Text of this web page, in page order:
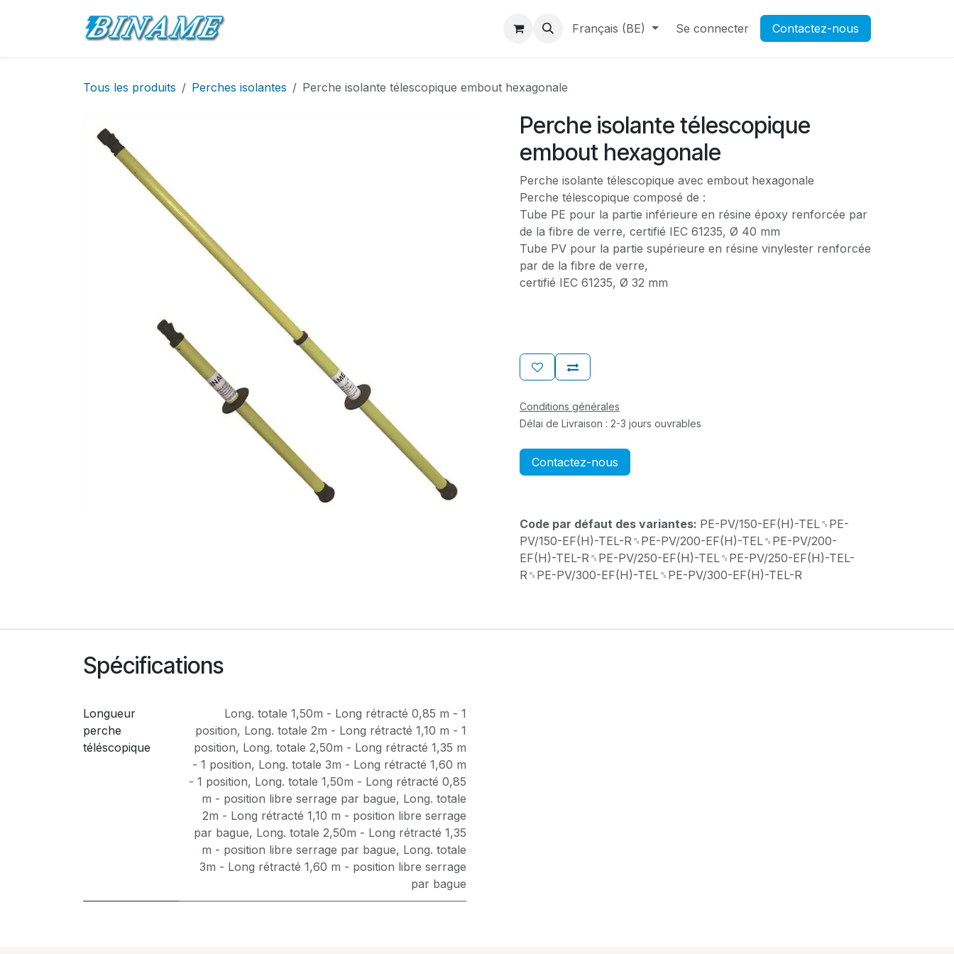
À propos de BINAME Contactez-nous Rendez-vous Ouverture d'un compte
Français (BE) Se connecter Contactez-nous
Tous les produits Perches isolantes Perche isolante télescopique embout hexagonale
Perche isolante télescopique
embout hexagonale
Perche isolante télescopique avec embout hexagonale
Perche télescopique composé de :
Tube PE pour la partie inférieure en résine époxy renforcée par
de la fibre de verre, certifié IEC 61235, Ø 40 mm
Tube PV pour la partie supérieure en résine vinylester renforcée
par de la fibre de verre,
certifié IEC 61235, Ø 32 mm
Conditions générales
Délai de Livraison : 2-3 jours ouvrables
Contactez-nous
Code par défaut des variantes: PE-PV/150-EF(H)-TEL␞PE-
PV/150-EF(H)-TEL-R␞PE-PV/200-EF(H)-TEL␞PE-PV/200-
EF(H)-TEL-R␞PE-PV/250-EF(H)-TEL␞PE-PV/250-EF(H)-TEL-
R␞PE-PV/300-EF(H)-TEL␞PE-PV/300-EF(H)-TEL-R
Spécifications
Longueur
perche
téléscopique
Long. totale 1,50m - Long rétracté 0,85 m - 1
position, Long. totale 2m - Long rétracté 1,10 m - 1
position, Long. totale 2,50m - Long rétracté 1,35 m
- 1 position, Long. totale 3m - Long rétracté 1,60 m
- 1 position, Long. totale 1,50m - Long rétracté 0,85
m - position libre serrage par bague, Long. totale
2m - Long rétracté 1,10 m - position libre serrage
par bague, Long. totale 2,50m - Long rétracté 1,35
m - position libre serrage par bague, Long. totale
3m - Long rétracté 1,60 m - position libre serrage
par bague